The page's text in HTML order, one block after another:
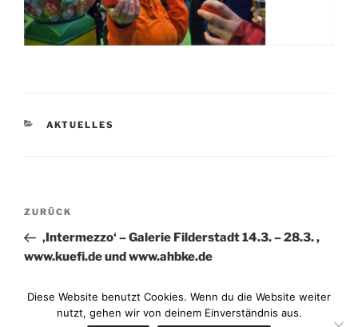
KATEGORIEN
AKTUELLES
Beitragsnavigation
Vorheriger
Beitrag
ZURÜCK
‚Intermezzo‘ – Galerie Filderstadt 14.3. – 28.3. ,
www.kuefi.de und www.ahbke.de
Nächster
Beitrag
WEITER
Figur/Raum/Performance 2021
Diese Website benutzt Cookies. Wenn du die Website weiter
nutzt, gehen wir von deinem Einverständnis aus.